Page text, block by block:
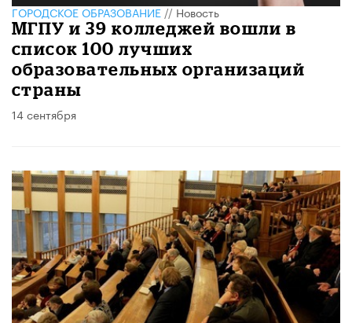
ГОРОДСКОЕ ОБРАЗОВАНИЕ//Новость
МГПУ и 39 колледжей вошли в
список 100 лучших
образовательных организаций
страны
14 сентября